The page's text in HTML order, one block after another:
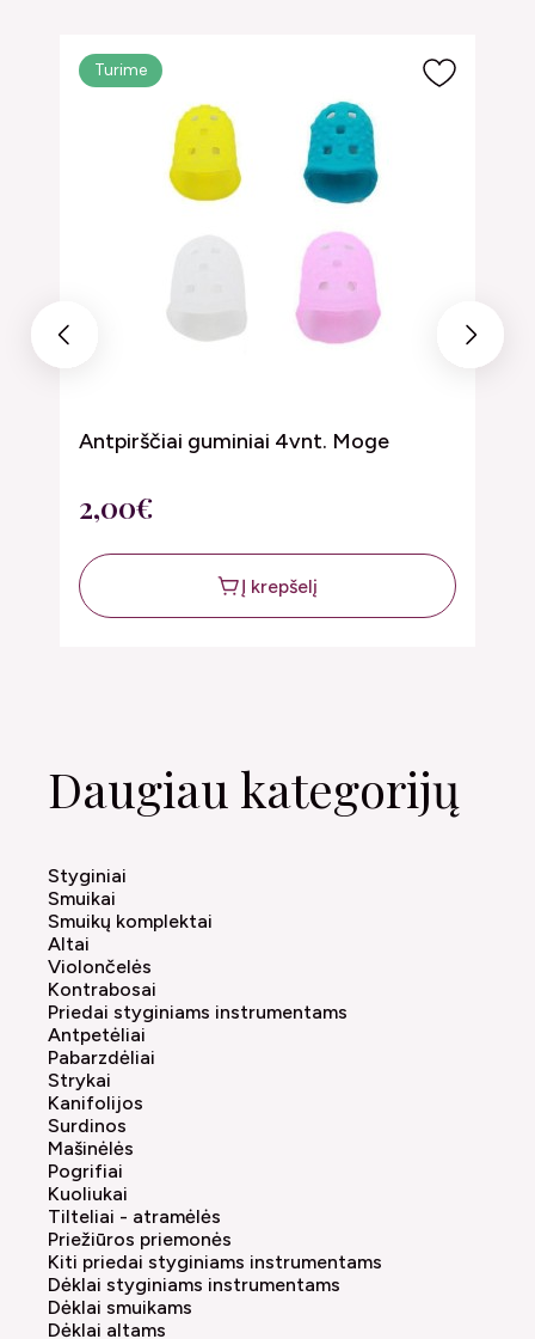
Previous
Turime
Antpirščiai guminiai 4vnt. Moge
2,00€
Į krepšelį
Next
Daugiau kategorijų
Styginiai
Smuikai
Smuikų komplektai
Altai
Violončelės
Kontrabosai
Priedai styginiams instrumentams
Antpetėliai
Pabarzdėliai
Strykai
Kanifolijos
Surdinos
Mašinėlės
Pogrifiai
Kuoliukai
Tilteliai - atramėlės
Priežiūros priemonės
Kiti priedai styginiams instrumentams
Dėklai styginiams instrumentams
Dėklai smuikams
Dėklai altams